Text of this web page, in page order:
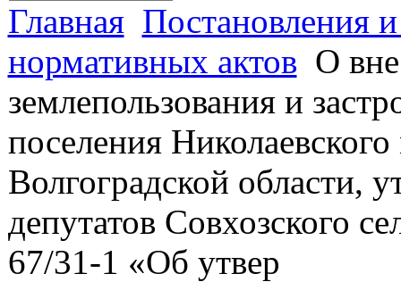
Главная Постановления
нормативных актов О
землепользования и
поселения
Волгоградской области,
депутатов Совхозского
67/31-1 «Об утвер